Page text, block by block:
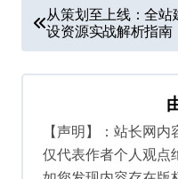
章
导
从策划至上线：全站
设资源实战解析指南
【声明】：站长网
仅代表作者个人观点